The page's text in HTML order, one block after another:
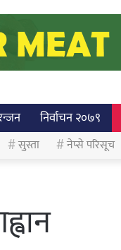
निर्वाचन २०७९
सुस्ता नेप्से परिसूच